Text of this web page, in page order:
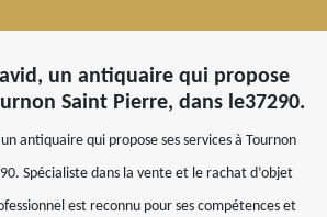
un antiquaire qui propose
Saint Pierre, dans le37290.
antiquaire qui propose ses services à Tournon
Spécialiste dans la vente et le rachat d’objet
est reconnu pour ses compétences et